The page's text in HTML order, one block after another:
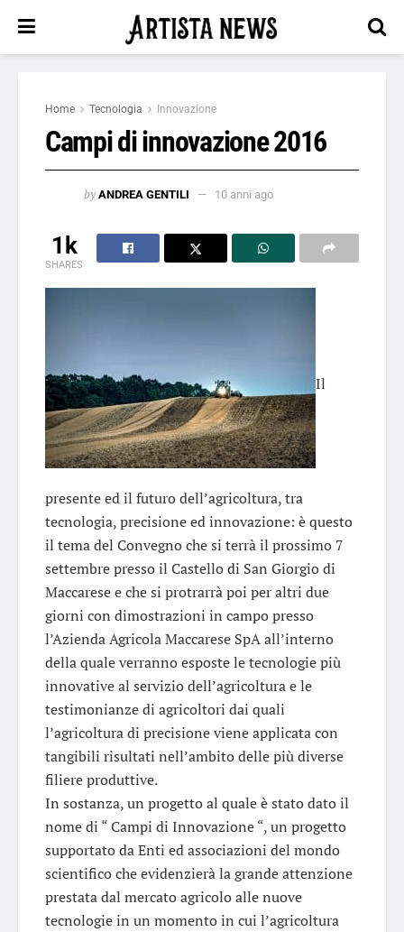
Home Tecnologia Innovazione
Campi di innovazione 2016
by ANDREA GENTILI 10 anni ago
1k
SHARES
Il
presente ed il futuro dell’agricoltura, tra
tecnologia, precisione ed innovazione: è questo
il tema del Convegno che si terrà il prossimo 7
settembre presso il Castello di San Giorgio di
Maccarese e che si protrarrà poi per altri due
giorni con dimostrazioni in campo presso
l’Azienda Agricola Maccarese SpA all’interno
della quale verranno esposte le tecnologie più
innovative al servizio dell’agricoltura e le
testimonianze di agricoltori dai quali
l’agricoltura di precisione viene applicata con
tangibili risultati nell’ambito delle più diverse
filiere produttive.
In sostanza, un progetto al quale è stato dato il
nome di “ Campi di Innovazione “, un progetto
supportato da Enti ed associazioni del mondo
scientifico che evidenzierà la grande attenzione
prestata dal mercato agricolo alle nuove
tecnologie in un momento in cui l’agricoltura